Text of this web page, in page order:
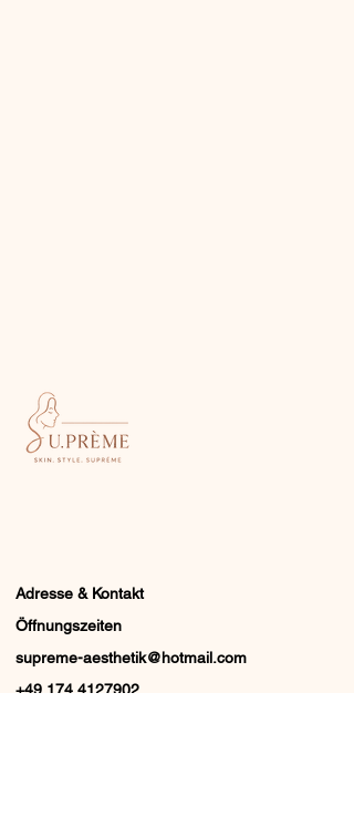
Adresse & Kontakt
Öffnungszeiten
supreme-aesthetik@hotmail.com
+49 174 4127902